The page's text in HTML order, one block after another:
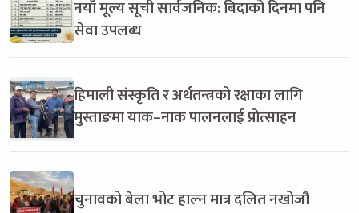
नयाँ मूल्य सूची सार्वजनिक: बिदाको दिनमा पनि
सेवा उपलब्ध
हिमाली संस्कृति र अर्थतन्त्रको रक्षाका लागि
मुस्ताङमा याक–नाक पालनलाई प्रोत्साहन
चुनावको बेला भोट हाल्न मात्र दलित नखोजौ